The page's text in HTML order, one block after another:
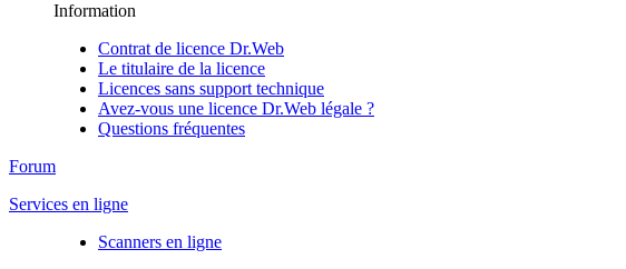
Information
Contrat de licence Dr.Web
Le titulaire de la licence
Licences sans support technique
Avez-vous une licence Dr.Web légale ?
Questions fréquentes
Forum
Services en ligne
Scanners en ligne